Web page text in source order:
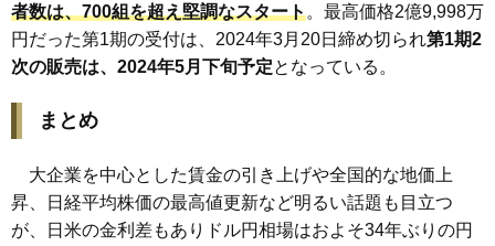
者数は、700組を超え堅調なスタート。最高価格2億9,998万
円だった第1期の受付は、2024年3月20日締め切られ第1期2
次の販売は、2024年5月下旬予定となっている。
まとめ
大企業を中心とした賃金の引き上げや全国的な地価上
昇、日経平均株価の最高値更新など明るい話題も目立つ
が、日米の金利差もありドル円相場はおよそ34年ぶりの円